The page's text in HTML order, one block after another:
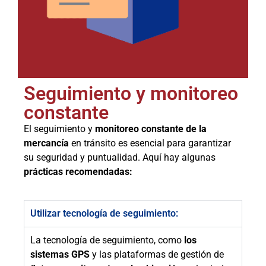
Seguimiento y monitoreo
constante
El seguimiento y monitoreo constante de la
mercancía en tránsito es esencial para garantizar
su seguridad y puntualidad. Aquí hay algunas
prácticas recomendadas:
Utilizar tecnología de seguimiento:
La tecnología de seguimiento, como los
sistemas GPS y las plataformas de gestión de